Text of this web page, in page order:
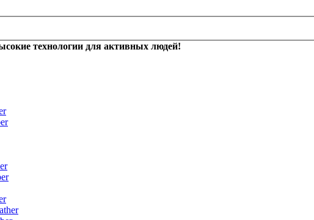
технологии для активных людей!